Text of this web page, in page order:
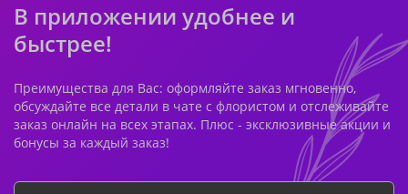
В приложении удобнее и
быстрее!
Преимущества для Вас: оформляйте заказ мгновенно,
обсуждайте все детали в чате с флористом и отслеживайте
заказ онлайн на всех этапах. Плюс - эксклюзивные акции и
бонусы за каждый заказ!